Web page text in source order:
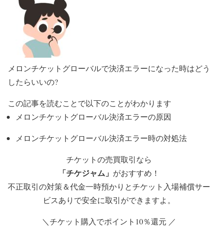
メロンチケットグローバルで決済エラーになった時はどう
したらいいの?
この記事を読むことで以下のことがわかります
メロンチケットグローバル決済エラーの原因
メロンチケットグローバル決済エラー時の対処法
チケットの売買取引なら
「チケジャム」 がおすすめ！
不正取引の対策＆代金一時預かりとチケット入場補償サー
ビスありで安全に取引ができますよ。
＼チケット購入でポイント10％還元 ／